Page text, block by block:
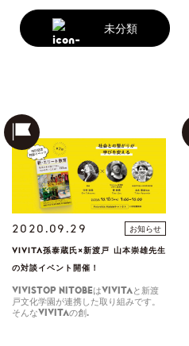
未分類
2020.09.29 お知らせ
VIVITA孫泰蔵氏×新渡戸 山本崇雄先生
の対談イベント開催！
VIVISTOP NITOBEはVIVITAと新渡
戸文化学園が連携した取り組みです。
そんなVIVITAの創…